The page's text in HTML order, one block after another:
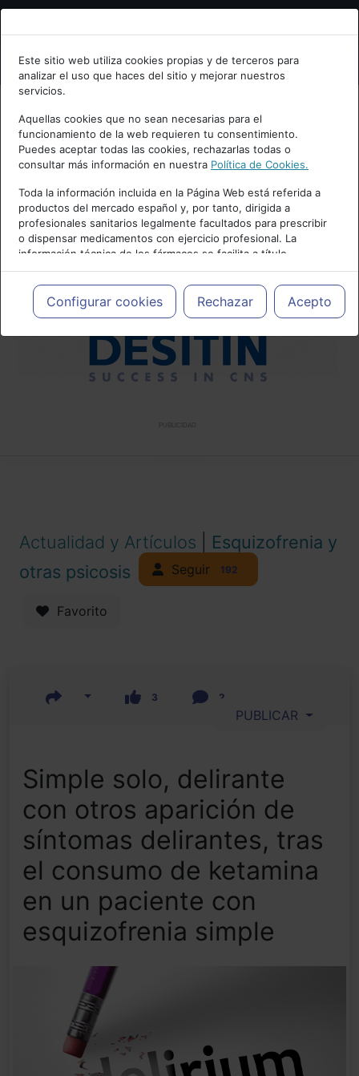
Bienvenid@ a psiquiatria.com
Escribe tu Email
Accede o regístrate con tu email.
Cancelar
Este sitio web utiliza cookies propias y de terceros para
analizar el uso que haces del sitio y mejorar nuestros
servicios.
Aquellas cookies que no sean necesarias para el
funcionamiento de la web requieren tu consentimiento.
Puedes aceptar todas las cookies, rechazarlas todas o
consultar más información en nuestra Política de Cookies.
Toda la información incluida en la Página Web está referida a
productos del mercado español y, por tanto, dirigida a
profesionales sanitarios legalmente facultados para prescribir
o dispensar medicamentos con ejercicio profesional. La
información técnica de los fármacos se facilita a título
meramente informativo, siendo responsabilidad de los
profesionales facultados prescribir medicamentos y decidir, en
cada caso concreto, el tratamiento más adecuado a las
necesidades del paciente.
Configurar cookies Rechazar Acepto
Actualidad y Artículos
Esquizofrenia y
otras psicosis
Seguir 192
Favorito
3 2
PUBLICAR
Simple solo, delirante
con otros aparición de
síntomas delirantes, tras
el consumo de ketamina
en un paciente con
esquizofrenia simple